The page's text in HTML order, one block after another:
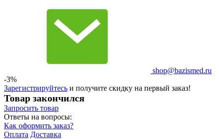
shop@bazismed.ru
-3%
Зарегистрируйтесь и получите скидку на первый заказ!
Товар закончился
Запросить товар
Ответы на вопросы:
Как оформить заказ?
Оплата Доставка